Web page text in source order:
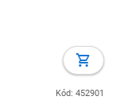
Kód: 452901